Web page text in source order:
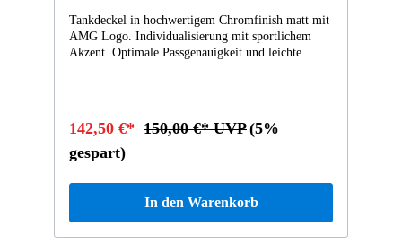
Tankdeckel in hochwertigem Chromfinish matt mit
AMG Logo. Individualisierung mit sportlichem
Akzent. Optimale Passgenauigkeit und leichte
142,50 €* 150,00 €* UVP(5%
gespart)
In den Warenkorb